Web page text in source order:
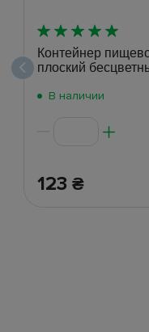
Контейнер
плоский
В наличии
123 ₴